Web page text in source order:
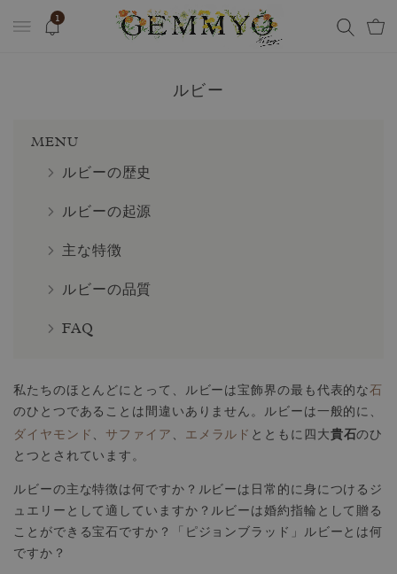
1
ルビー
MENU
ルビーの歴史
ルビーの起源
主な特徴
ルビーの品質
FAQ
私たちのほとんどにとって、ルビーは宝飾界の最も代表的な石
のひとつであることは間違いありません。ルビーは一般的に、
ダイヤモンド 、サファイア 、 エメラルド とともに四大貴石のひ
とつとされています。
ルビーの主な特徴は何ですか？ルビーは日常的に身につけるジ
ュエリーとして適していますか？ルビーは婚約指輪として贈る
ことができる宝石ですか？「ピジョンブラッド」ルビーとは何
ですか？